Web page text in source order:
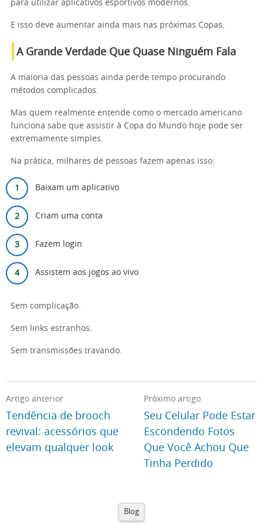
para utilizar aplicativos esportivos modernos.
E isso deve aumentar ainda mais nas próximas Copas.
A Grande Verdade Que Quase Ninguém Fala
A maioria das pessoas ainda perde tempo procurando
métodos complicados.
Mas quem realmente entende como o mercado americano
funciona sabe que assistir à Copa do Mundo hoje pode ser
extremamente simples.
Na prática, milhares de pessoas fazem apenas isso:
Baixam um aplicativo
Criam uma conta
Fazem login
Assistem aos jogos ao vivo
Sem complicação.
Sem links estranhos.
Sem transmissões travando.
Artigo anterior
Tendência de brooch
revival: acessórios que
elevam qualquer look
Próximo artigo
Seu Celular Pode Estar
Escondendo Fotos
Que Você Achou Que
Tinha Perdido
Blog